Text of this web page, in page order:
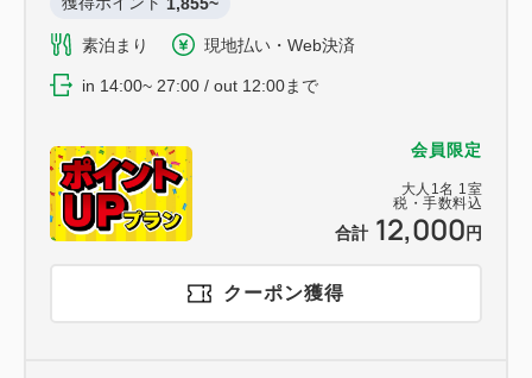
会員限定
大人 1 名 1 室
税・手数料込
合計 12,000 円
素泊まり 現地払い・Web決済
in 14:00~ 27:00 / out 12:00まで
クーポン獲得